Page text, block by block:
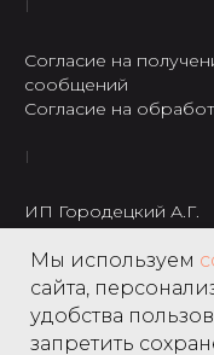
Согласие на
сообщений
Согласие на
ИП Городецкий А.Г.
ИНН: 237301234120
8 495 122 22
Мы используем
сайта,
удобства
запретить